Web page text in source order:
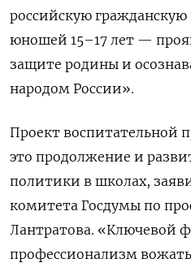
российскую гражданскую
юношей 15–17 лет —
защите родины и
народом России».
Проект воспитательной
это продолжение и
политики в школах,
комитета Госдумы по
Лантратова. «Ключевой
профессионализм